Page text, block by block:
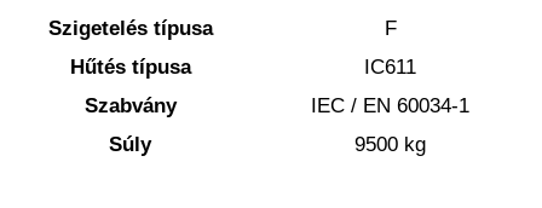
Szigetelés típusa
F
Hűtés típusa
IC611
Szabvány
IEC / EN 60034-1
Súly
9500 kg